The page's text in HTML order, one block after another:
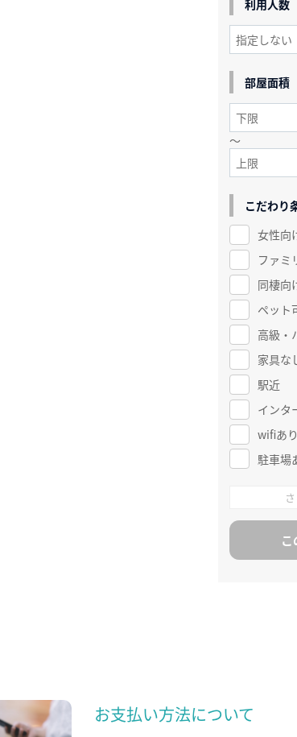
利用人数
部屋面積
～
こだわり
女性向
ファミ
同棲向
ペット
高級・
家具な
駅近
インタ
wifiあり
駐車場
お支払い方法について